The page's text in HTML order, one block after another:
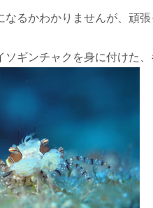
なるかわかりませんが、頑
ギンチャクを身に付けた、